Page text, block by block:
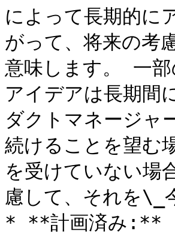
によって長期的に
がって、将来の考
意味します。 一
アイデアは長期間
ダクトマネージャ
続けることを望む
を受けていない場
慮して、それを\_
* **計画済み:**